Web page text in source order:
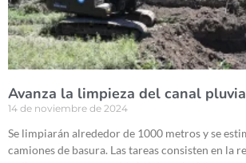
Avanza la limpieza del canal
14 de noviembre de 2024
Se limpiarán alrededor de 1000 metros y se
camiones de basura. Las tareas consisten en la